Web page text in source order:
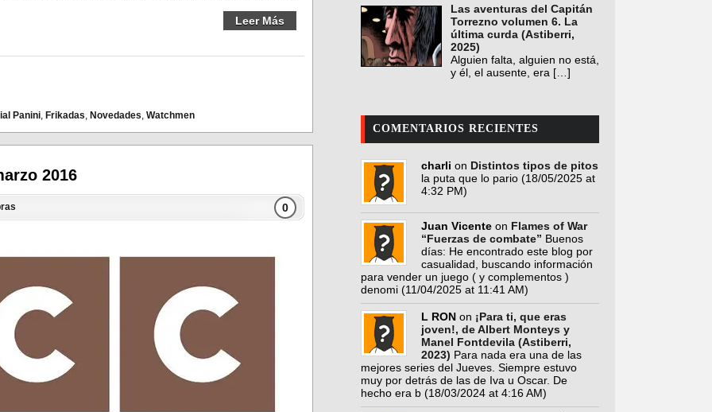
Leer Más
Panini, Frikadas, Novedades, Watchmen
2016
0
Las aventuras del Capitán
Torrezno volumen 6. La
última curda (Astiberri,
2025)
Alguien falta, alguien no está,
y él, el ausente, era […]
COMENTARIOS RECIENTES
charli on Distintos tipos de pitos
la puta que lo pario (18/05/2025 at
4:32 PM)
Juan Vicente on Flames of War
“Fuerzas de combate” Buenos
días: He encontrado este blog por
casualidad, buscando información
para vender un juego ( y complementos )
denomi (11/04/2025 at 11:41 AM)
L RON on ¡Para ti, que eras
joven!, de Albert Monteys y
Manel Fontdevila (Astiberri,
2023) Para nada era una de las
mejores series del Jueves. Siempre estuvo
muy por detrás de las de Iva u Oscar. De
hecho era b (18/03/2024 at 4:16 AM)